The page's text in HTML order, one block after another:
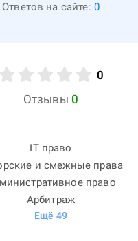
Ответов на сайте: 0
0
Отзывы 0
IT право
и смежные права
право
Арбитраж
Ещё 49